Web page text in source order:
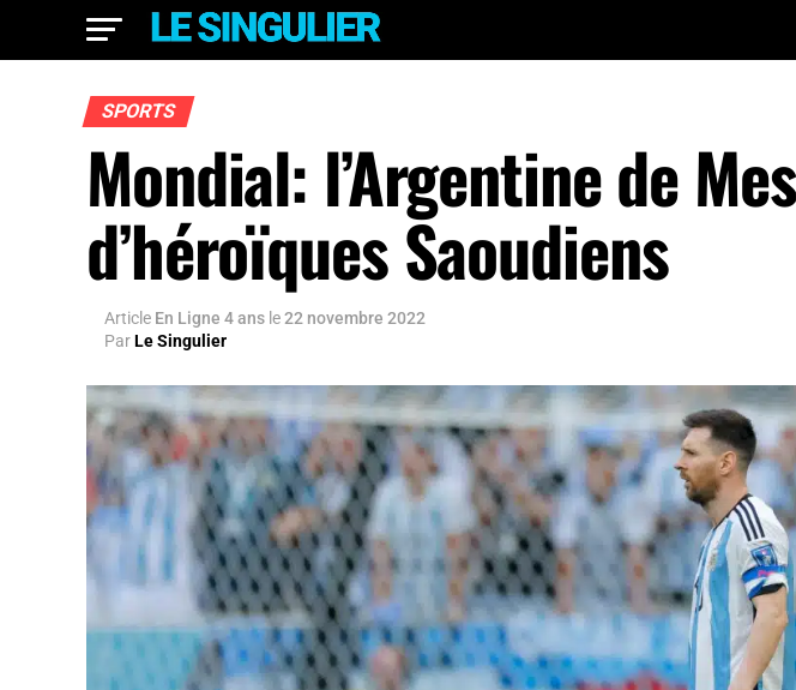
SPORTS
Mondial: l’Argentine de
d’héroïques Saoudiens
Article En Ligne 4 ans le22 novembre 2022
ParLe Singulier